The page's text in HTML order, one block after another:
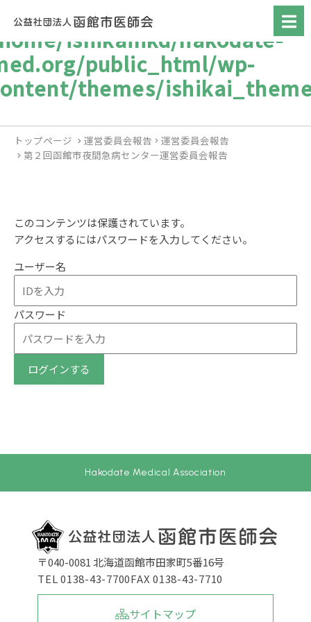
ishikaihkd/hakodate-
public_html/wp-
themes/
トップページ 運営委員会報告
運営委員会報告
第２回函館市夜間急病センター運営委員会報告
このコンテンツは保護されています。
アクセスするにはパスワードを入力してください。
ユーザー名
パスワード
ログインする
Hakodate Medical Association
〒040-0081 北海道函館市田家町5番16号
TEL 0138-43-7700FAX 0138-43-7710
サイトマップ